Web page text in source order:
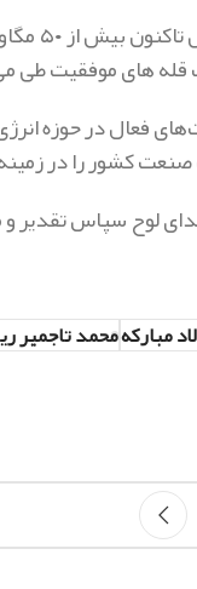
تاج میر
قله های موفقیت طی
فعال در حوزه انرژی
کشور را در
لوح سپاس تقدیر
مبارکهمحمد تاجمیر